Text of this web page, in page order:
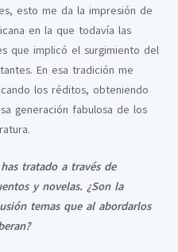
esto me da la impresión de
en la que todavía las
que implicó el surgimiento del
En esa tradición me
los réditos, obteniendo
generación fabulosa de los
tratado a través de
y novelas. ¿Son la
temas que al abordarlos